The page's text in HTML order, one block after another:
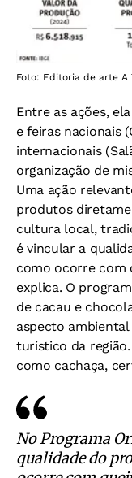
Foto: Editoria de arte A
Entre as ações,
e feiras nacionais
internacionais
organização de
Uma ação
produtos
cultura local,
é vincular a
como ocorre com
explica. O
de cacau e
aspecto
turístico da
como cachaça,
No Programa
qualidade do